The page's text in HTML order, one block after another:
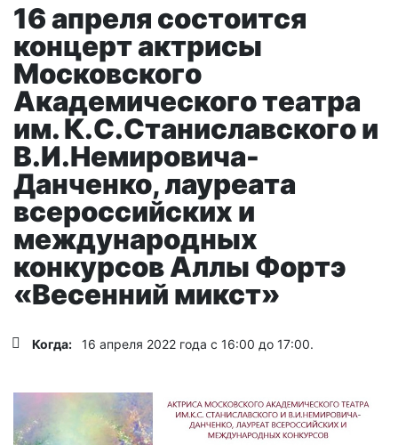
16 апреля состоится
концерт актрисы
Московского
Академического театра
им. К.С.Станиславского и
В.И.Немировича-
Данченко, лауреата
всероссийских и
международных
конкурсов Аллы Фортэ
«Весенний микст»
Когда: 16 апреля 2022 года с 16:00 до 17:00.